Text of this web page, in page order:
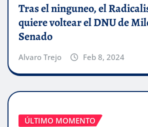
Tras el ninguneo, el
quiere voltear el DNU de
Senado
Alvaro Trejo Feb 8, 2024
ÚLTIMO MOMENTO